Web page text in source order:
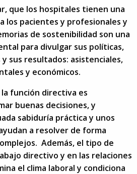
que los hospitales tienen una
los pacientes y profesionales y
de sostenibilidad son una
para divulgar sus políticas,
y sus resultados: asistenciales,
y económicos.
la función directiva es
buenas decisiones, y
sabiduría práctica y unos
a resolver de forma
Además, el tipo de
directivo y en las relaciones
el clima laboral y condiciona